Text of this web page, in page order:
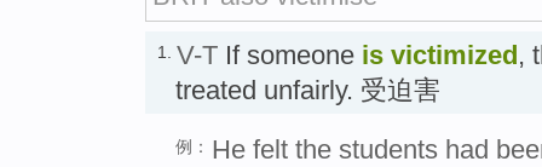
1. V-T If someone is victimized,
treated unfairly. 受迫害
例： He felt the students had